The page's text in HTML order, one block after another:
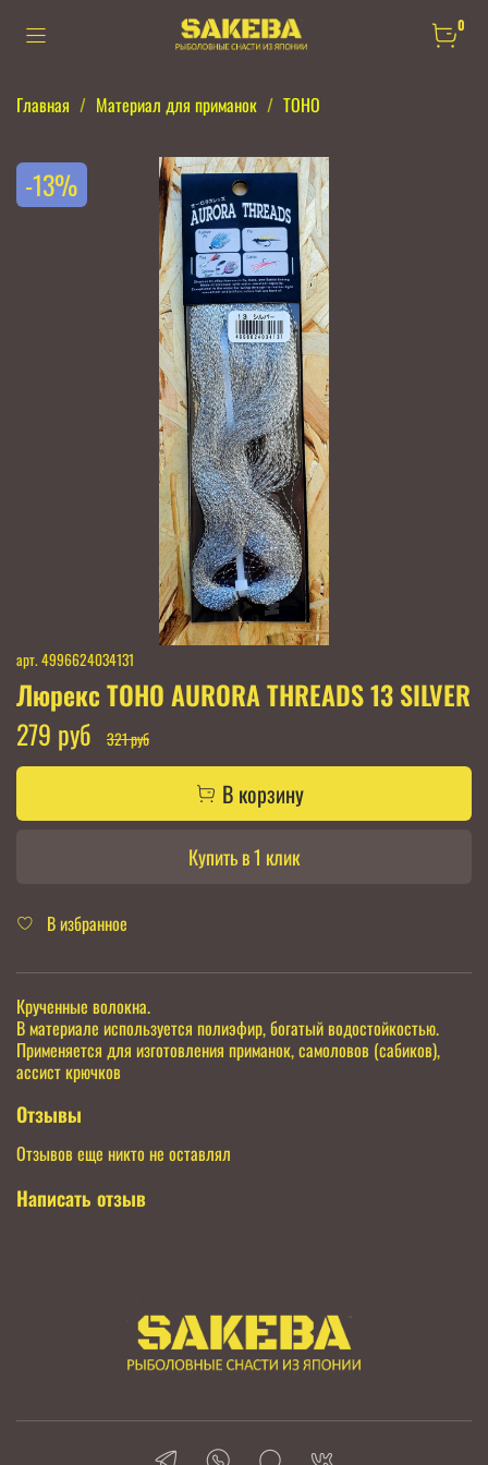
0
Главная Материал для приманок TOHO
-13%
арт. 4996624034131
Люрекс TOHO AURORA THREADS 13 SILVER
279 руб
321 руб
В корзину
Купить в 1 клик
В избранное
Крученные волокна.
В материале используется полиэфир, богатый водостойкостью.
Применяется для изготовления приманок, самоловов (сабиков),
ассист крючков
Отзывы
Отзывов еще никто не оставлял
Написать отзыв